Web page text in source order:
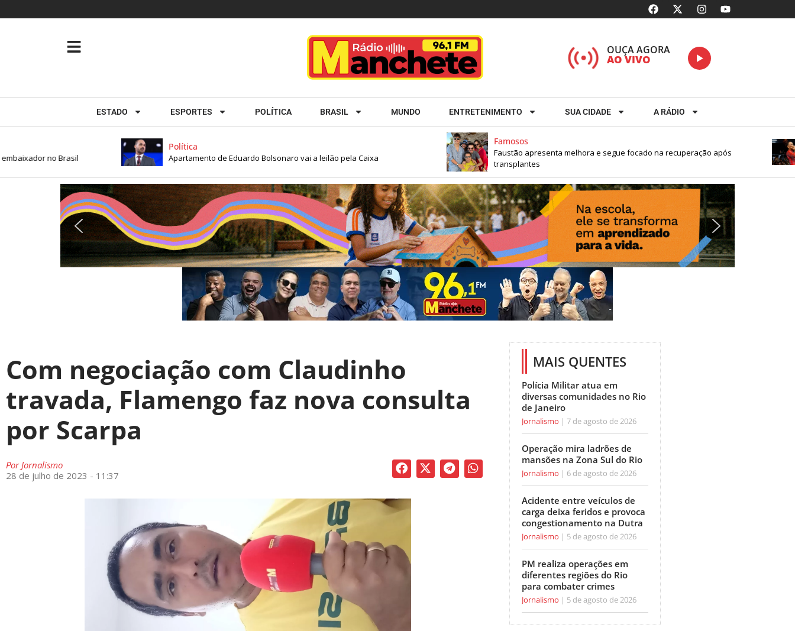
OUÇA AGORA
AO VIVO
ESTADO ESPORTES POLÍTICA BRASIL MUNDO ENTRETENIMENTO SUA CIDADE A RÁDIO
Política
Apartamento de Eduardo Bolsonaro vai a leilão pela Caixa
Famosos
Faustão apresenta melhora e segue focado na recuperação após
transplantes
no Brasil
Com negociação com Claudinho
travada, Flamengo faz nova consulta
por Scarpa
PorJornalismo
28 de julho de 2023 - 11:37
MAIS QUENTES
Polícia Militar atua em
diversas comunidades no Rio
de Janeiro
Jornalismo 7 de agosto de 2026
Operação mira ladrões de
mansões na Zona Sul do Rio
Jornalismo 6 de agosto de 2026
Acidente entre veículos de
carga deixa feridos e provoca
congestionamento na Dutra
Jornalismo 5 de agosto de 2026
PM realiza operações em
diferentes regiões do Rio
para combater crimes
Jornalismo 5 de agosto de 2026